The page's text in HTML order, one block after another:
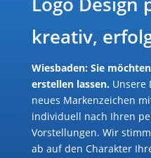
kreativ,
Wiesbaden: Sie
erstellen lassen.Unsere
neues Markenzeichen
individuell nach Ihren
Vorstellungen. Wir
ab auf den Charakter